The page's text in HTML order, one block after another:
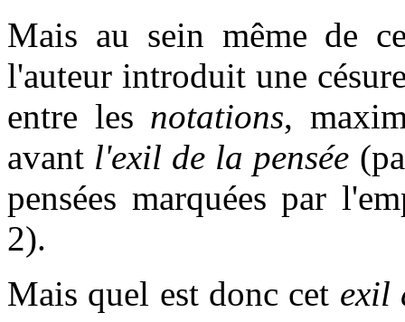
Mais au sein même de
l'auteur introduit une
entre les notations,
avant l'exil de la pensée
pensées marquées par
2).
Mais quel est donc cet exil